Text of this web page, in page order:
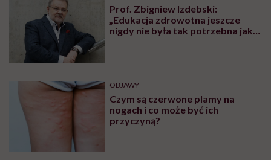
Prof. Zbigniew Izdebski:
„Edukacja zdrowotna jeszcze
nigdy nie była tak potrzebna jak
OBJAWY
Czym są czerwone plamy na
nogach i co może być ich
przyczyną?